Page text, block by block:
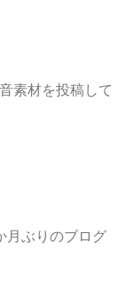
素材を投稿して
月ぶりのブログ